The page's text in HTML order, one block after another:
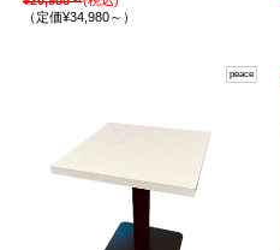
（定価¥34,980～）
peace